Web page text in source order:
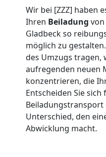
Wir bei [ZZZ] haben
Ihren Beiladung
Gladbeck so
möglich zu
des Umzugs tragen,
aufregenden neuen
konzentrieren, die
Entscheiden Sie
Beiladungstransport
Unterschied, den
Abwicklung macht.
Umzug
Mann
LKW